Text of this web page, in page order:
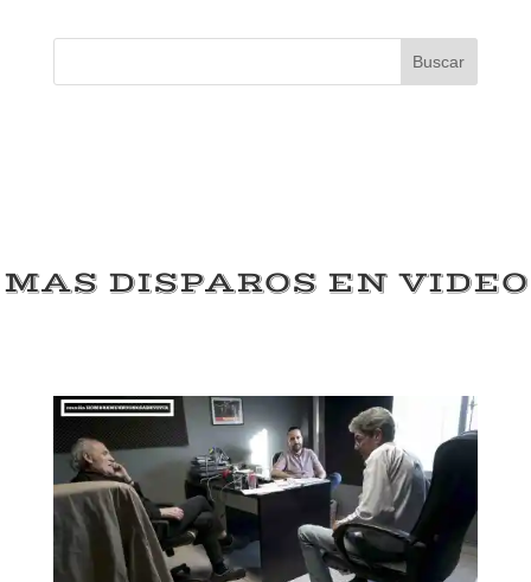
Buscar
MAS DISPAROS EN VIDEO